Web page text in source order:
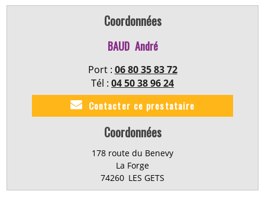
Coordonnées
BAUD André
Contacter ce prestataire
Port : 06 80 35 83 72
Tél : 04 50 38 96 24
Coordonnées
178 route du Benevy
La Forge
74260 LES GETS